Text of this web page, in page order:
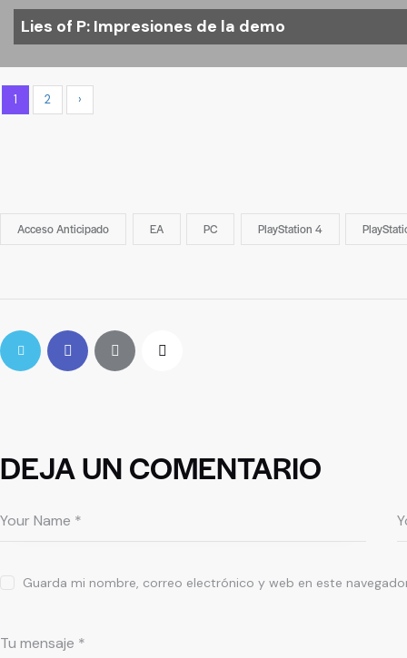
Lies of P: Impresiones de la demo
1 2 ›
Acceso Anticipado EA PC PlayStation 4
DEJA UN COMENTARIO
Guarda mi nombre, correo electrónico y web en este